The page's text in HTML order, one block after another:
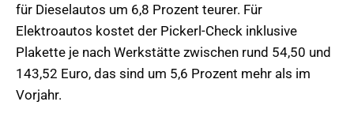
für Dieselautos um 6,8 Prozent teurer. Für
Elektroautos kostet der Pickerl-Check inklusive
Plakette je nach Werkstätte zwischen rund 54,50 und
143,52 Euro, das sind um 5,6 Prozent mehr als im
Vorjahr.